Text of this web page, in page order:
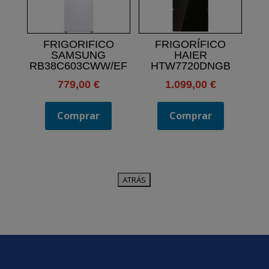
FRIGORIFICO
SAMSUNG
RB38C603CWW/EF
779,00 €
Comprar
FRIGORÍFICO
HAIER
HTW7720DNGB
1.099,00 €
Comprar